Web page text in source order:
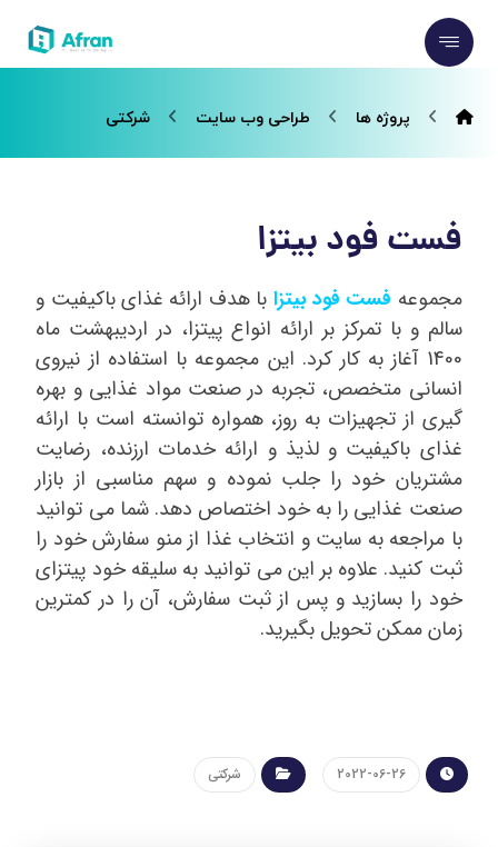
پروژه ها طراحی وب سایت شرکتی
فست فود بیتزا
مجموعه فست فود بیتزا با هدف ارائه غذای باکیفیت و
سالم و با تمرکز بر ارائه انواع پیتزا، در اردیبهشت ماه
1400 آغاز به کار کرد. این مجموعه با استفاده از نیروی
انسانی متخصص، تجربه در صنعت مواد غذایی و بهره
گیری از تجهیزات به روز، همواره توانسته است با ارائه
غذای باکیفیت و لذیذ و ارائه خدمات ارزنده، رضایت
مشتریان خود را جلب نموده و سهم مناسبی از بازار
صنعت غذایی را به خود اختصاص دهد. شما می توانید
با مراجعه به سایت و انتخاب غذا از منو سفارش خود را
ثبت کنید. علاوه بر این می توانید به سلیقه خود پیتزای
خود را بسازید و پس از ثبت سفارش، آن را در کمترین
زمان ممکن تحویل بگیرید.
2022-06-26 شرکتی